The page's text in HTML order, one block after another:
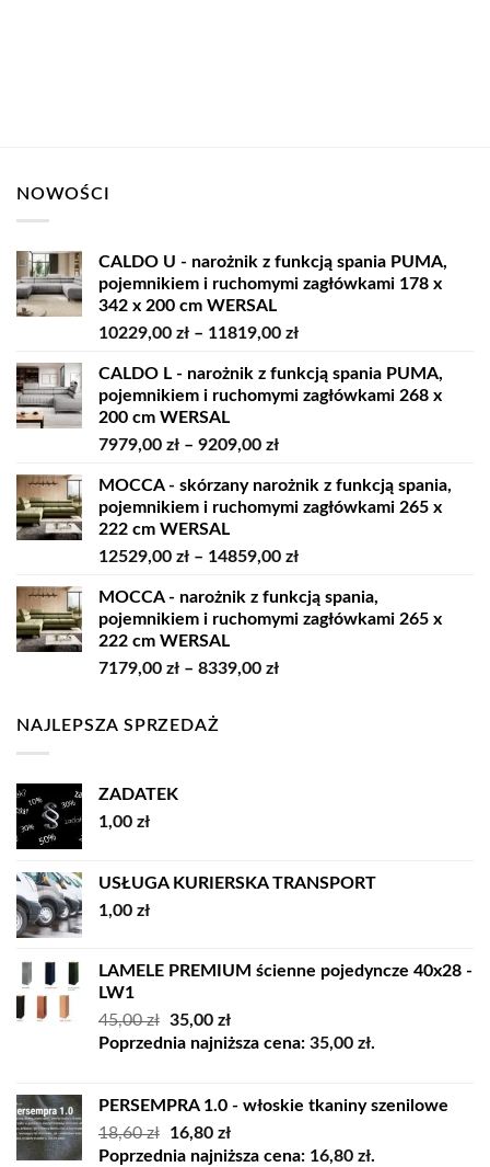
NOWOŚCI
CALDO U - narożnik z funkcją spania PUMA,
pojemnikiem i ruchomymi zagłówkami 178 x
342 x 200 cm WERSAL
10229,00 zł – 11819,00 złZakres
od
10229,00 zł
CALDO L - narożnik z funkcją spania PUMA,
pojemnikiem i ruchomymi zagłówkami 268 x
200 cm WERSAL
7979,00 zł – 9209,00 złZakres
od
7979,00 zł
9209,00 zł
MOCCA - skórzany narożnik z funkcją spania,
pojemnikiem i ruchomymi zagłówkami 265 x
222 cm WERSAL
12529,00 zł – 14859,00 złZakres
od
12529,00 zł
MOCCA - narożnik z funkcją spania,
pojemnikiem i ruchomymi zagłówkami 265 x
222 cm WERSAL
7179,00 zł – 8339,00 złZakres
NAJLEPSZA SPRZEDAŻ
ZADATEK
1,00 zł
USŁUGA KURIERSKA TRANSPORT
1,00 zł
LAMELE PREMIUM ścienne pojedyncze 40x28 -
LW1
45,00zł Pierwotna
cena
35,00 złAktualna
cena
Poprzednia najniższa cena: 35,00 zł.
PERSEMPRA 1.0 - włoskie tkaniny szenilowe
18,60zł
Pierwotna
cena
16,80 złAktualna
cena
Poprzednia najniższa cena: 16,80 zł.